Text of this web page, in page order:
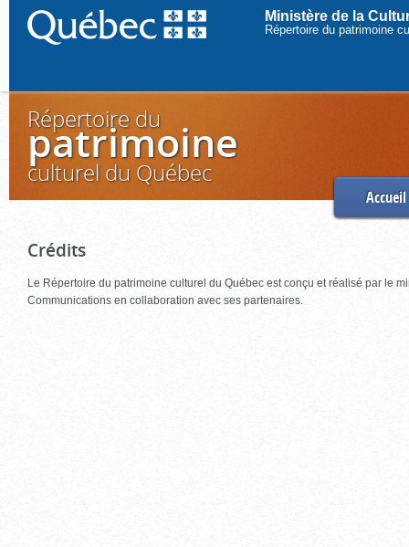
Ministère de la
Répertoire du patrimoine
Répertoire du
patrimoine
culturel du Québec
Accueil
Crédits
Le Répertoire du patrimoine culturel du Québec est conçu et réalisé par le
Communications en collaboration avec ses partenaires.